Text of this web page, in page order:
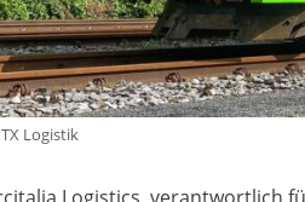
Logistik